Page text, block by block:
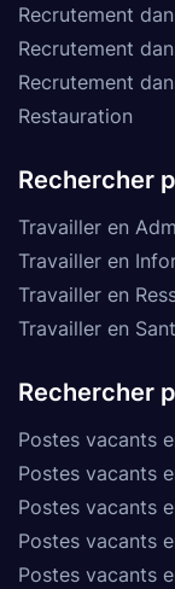
Recrutement
Recrutement
Recrutement
Restauration
Rechercher
Travailler en
Travailler en
Travailler en
Travailler en
Rechercher
Postes vacants
Postes vacants
Postes vacants
Postes vacants
Postes vacants